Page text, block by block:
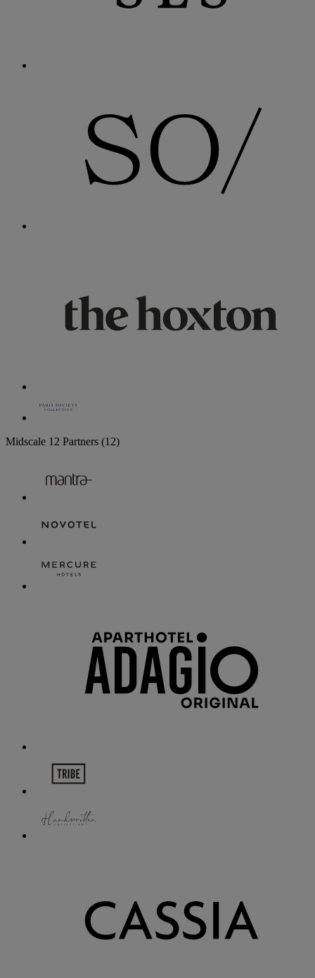
Midscale 12 Partners (12)